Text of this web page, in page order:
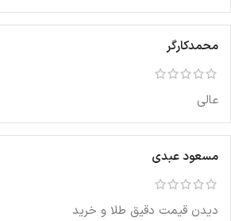
محمدکارگر
عالی
مسعود عبدی
دیدن قیمت دقیق طلا و خرید